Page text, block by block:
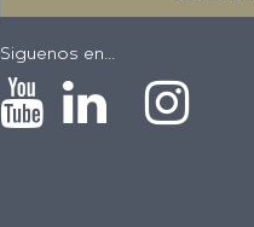
Siguenos en...
Icono
Icono
Icono